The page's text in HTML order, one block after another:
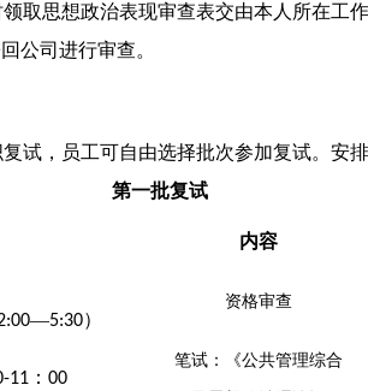
取思想政治表现审查表交由本人所在工
公司进行审查。
试，员工可自由选择批次参加复试。安排
第一批复试
内容
—5:30）
资格审查
11 ： 00
笔试：《公共管理综合